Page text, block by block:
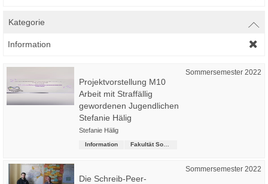
Kategorie
Information
Sommersemester 2022
Projektvorstellung M10
Arbeit mit Straffällig
gewordenen Jugendlichen
Stefanie Hälig
Stefanie Hälig
Information
Sommersemester 2022
Die Schreib-Peer-